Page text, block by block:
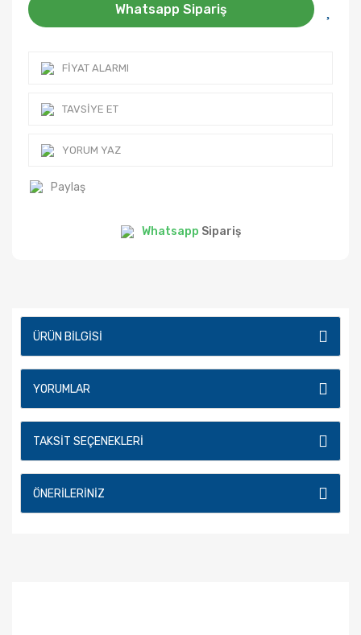
Whatsapp Sipariş
FIYAT ALARMI
TAVSIYE ET
YORUM YAZ
Paylaş
Whatsapp Sipariş
ÜRÜN BILGISI
YORUMLAR
TAKSIT SEÇENEKLERI
ÖNERILERINIZ